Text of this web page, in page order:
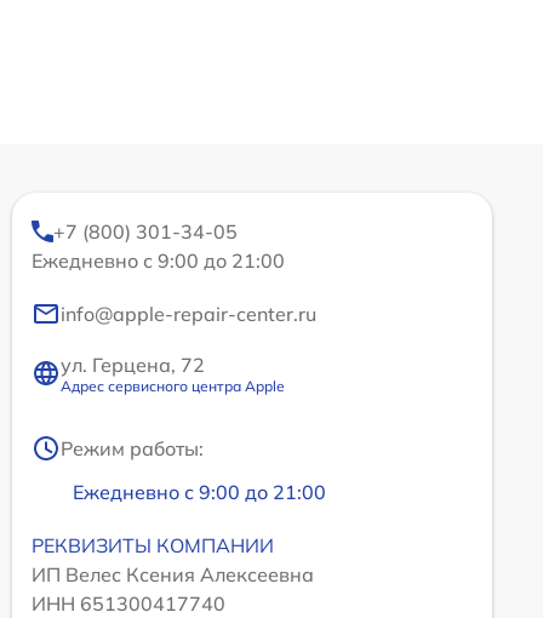
+7 (800) 301-34-05
Ежедневно с 9:00 до 21:00
info@apple-repair-center.ru
ул. Герцена, 72
Адрес сервисного центра Apple
Режим работы:
Ежедневно с 9:00 до 21:00
РЕКВИЗИТЫ КОМПАНИИ
ИП Велес Ксения Алексеевна
ИНН 651300417740